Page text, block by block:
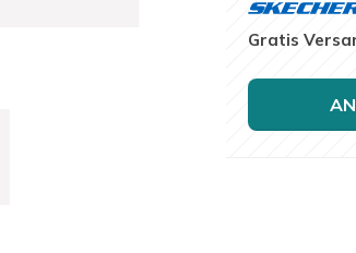
Gratis